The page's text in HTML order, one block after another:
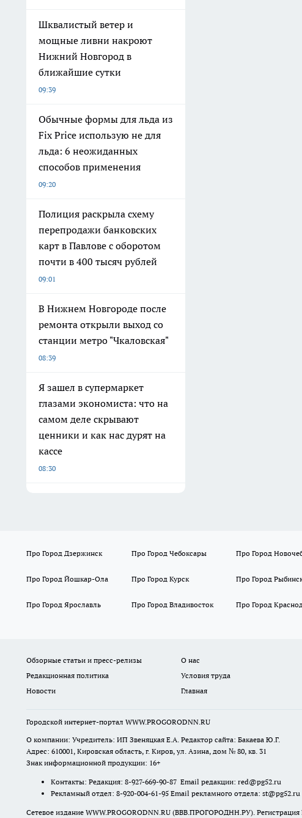
Шквалистый ветер и
мощные ливни накроют
Нижний Новгород в
ближайшие сутки
09:39
Обычные формы для льда из
Fix Price использую не для
льда: 6 неожиданных
способов применения
09:20
Полиция раскрыла схему
перепродажи банковских
карт в Павлове с оборотом
почти в 400 тысяч рублей
09:01
В Нижнем Новгороде после
ремонта открыли выход со
станции метро "Чкаловская"
08:39
Я зашел в супермаркет
глазами экономиста: что на
самом деле скрывают
ценники и как нас дурят на
кассе
08:30
Про Город Дзержинск Про Город Чебоксары Про Город
Про Город Йошкар-Ола Про Город Курск Про Город
Про Город Ярославль Про Город Владивосток Про Город
Обзорные статьи и пресс-релизы О нас
Редакционная политика
Условия труда
Новости
Главная
Городской интернет-портал WWW.PROGORODNN.RU
О компании: Учредитель: ИП Звеняцкая Е.А. Редактор сайта: Бакаева Ю.Г.
Адрес: 610001, Кировская область, г. Киров, ул. Азина, дом № 80, кв. 31
Знак информационной продукции: 16+
Контакты: Редакция: 8-927-669-90-87 Email редакции: red@pg52.ru
Рекламный отдел: 8-920-004-61-95 Email рекламного отдела: st@pg52.ru
Сетевое издание WWW.PROGORODNN.RU (ВВВ.ПРОГОРОДНН.РУ).